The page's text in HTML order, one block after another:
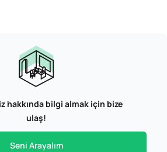
hakkında bilgi almak için bize
ulaş!
Seni Arayalım